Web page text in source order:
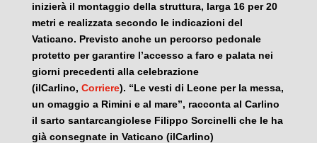
inizierà il montaggio della struttura, larga 16 per 20
metri e realizzata secondo le indicazioni del
Vaticano. Previsto anche un percorso pedonale
protetto per garantire l’accesso a faro e palata nei
giorni precedenti alla celebrazione
(ilCarlino, Corriere). “Le vesti di Leone per la messa,
un omaggio a Rimini e al mare”, racconta al Carlino
il sarto santarcangiolese Filippo Sorcinelli che le ha
già consegnate in Vaticano (ilCarlino)